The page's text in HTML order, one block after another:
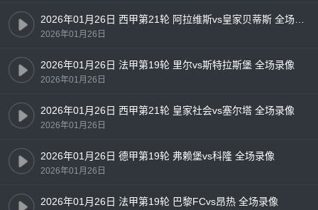
2026年01月26日
2026年01月26日 法甲第19轮 里尔vs斯特拉斯堡 全场录像
2026年01月26日
2026年01月26日 西甲第21轮 皇家社会vs塞尔塔 全场录像
2026年01月26日
2026年01月26日 德甲第19轮 弗赖堡vs科隆 全场录像
2026年01月26日
2026年01月26日 法甲第19轮 巴黎FCvs昂热 全场录像